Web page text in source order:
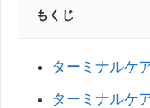
もくじ
ターミナルケ
ターミナルケ